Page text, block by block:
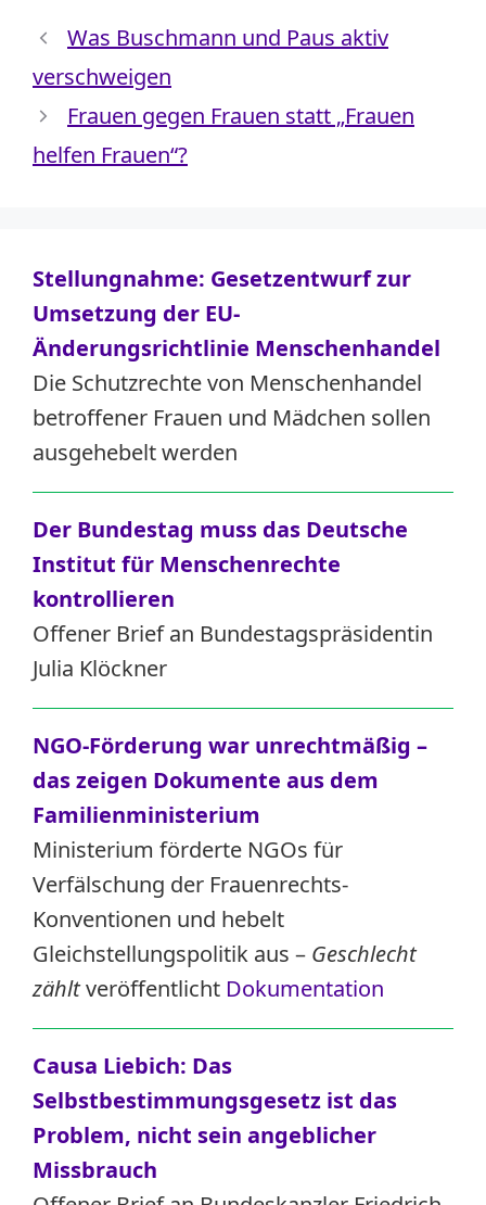
Was Buschmann und Paus aktiv
verschweigen
Frauen gegen Frauen statt „Frauen
helfen Frauen“?
Stellungnahme: Gesetzentwurf zur
Umsetzung der EU-
Änderungsrichtlinie Menschenhandel
Die Schutzrechte von Menschenhandel
betroffener Frauen und Mädchen sollen
ausgehebelt werden
Der Bundestag muss das Deutsche
Institut für Menschenrechte
kontrollieren
Offener Brief an Bundestagspräsidentin
Julia Klöckner
NGO-Förderung war unrechtmäßig –
das zeigen Dokumente aus dem
Familienministerium
Ministerium förderte NGOs für
Verfälschung der Frauenrechts-
Konventionen und hebelt
Gleichstellungspolitik aus – Geschlecht
zähltveröffentlicht Dokumentation
Causa Liebich: Das
Selbstbestimmungsgesetz ist das
Problem, nicht sein angeblicher
Missbrauch